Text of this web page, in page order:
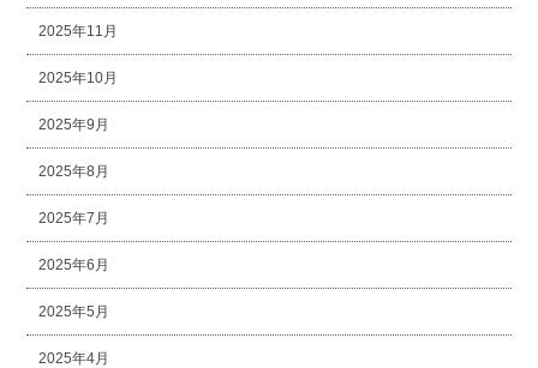
2025年11月
2025年10月
2025年9月
2025年8月
2025年7月
2025年6月
2025年5月
2025年4月